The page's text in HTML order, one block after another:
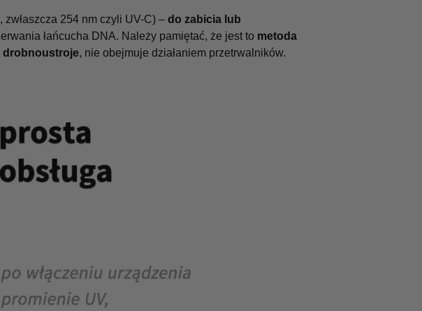
254 nm czyli UV-C) – do zabicia lub
łańcucha DNA. Należy pamiętać, że jest to metoda
drobnoustroje, nie obejmuje działaniem przetrwalników.